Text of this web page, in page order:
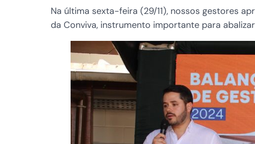
Na última sexta-feira (29/11), nossos gestores
da Conviva, instrumento importante para